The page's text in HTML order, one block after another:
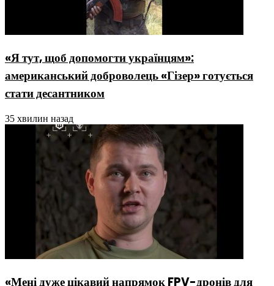
«Я тут, щоб допомогти українцям»:
американський доброволець «Гізер» готується
стати десантником
35 хвилин назад
«Мені дуже цікавий напрямок FPV-дронів для